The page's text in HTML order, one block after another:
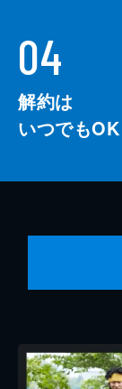
04
解約は
いつでもOK